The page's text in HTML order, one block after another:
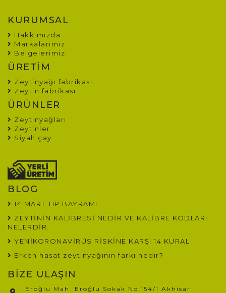
KURUMSAL
Hakkımızda
Markalarımız
Belgelerimiz
ÜRETİM
Zeytinyağı fabrikası
Zeytin fabrikası
ÜRÜNLER
Zeytinyağları
Zeytinler
Siyah çay
BLOG
14 MART TIP BAYRAMI
ZEYTİNİN KALİBRESİ NEDİR VE KALİBRE KODLARI
NELERDİR.
YENİKORONAVİRÜS RİSKİNE KARŞI 14 KURAL
Erken hasat zeytinyağının farkı nedir?
BİZE ULAŞIN
Eroğlu Mah. Eroğlu Sokak No:154/1 Akhisar